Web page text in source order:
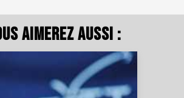
aimerez aussi :